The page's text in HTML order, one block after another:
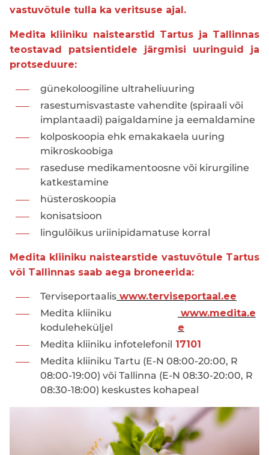
vastuvõtule tulla ka veritsuse ajal.
Medita kliiniku naistearstid Tartus ja Tallinnas
teostavad patsientidele järgmisi uuringuid ja
protseduure:
günekoloogiline ultraheliuuring
rasestumisvastaste vahendite (spiraali või
implantaadi) paigaldamine ja eemaldamine
kolposkoopia ehk emakakaela uuring
mikroskoobiga
raseduse medikamentoosne või kirurgiline
katkestamine
hüsteroskoopia
konisatsioon
lingulõikus uriinipidamatuse korral
Medita kliiniku naistearstide vastuvõtule Tartus
või Tallinnas saab aega broneerida:
Terviseportaalis www.terviseportaal.ee
Medita kliiniku
koduleheküljel
www.medita.e
e
Medita kliiniku infotelefonil 17101
Medita kliiniku Tartu (E-N 08:00-20:00, R
08:00-19:00) või Tallinna (E-N 08:30-20:00, R
08:30-18:00) keskustes kohapeal